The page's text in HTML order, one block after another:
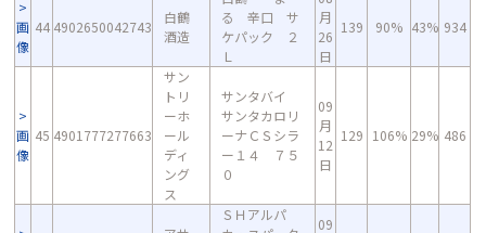
画
像
44 4902650042743
白鶴
酒造
る 辛口 サ
ケパック ２
Ｌ
月
26
日
139 90% 43% 934
画
像
45 4901777277663
サン
トリ
ーホ
ール
ディ
ング
ス
サンタバイ
サンタカロリ
ーナＣＳシラ
ー１４ ７５
０
09
月
12
日
129 106% 29% 486
ＳＨアルパ
09